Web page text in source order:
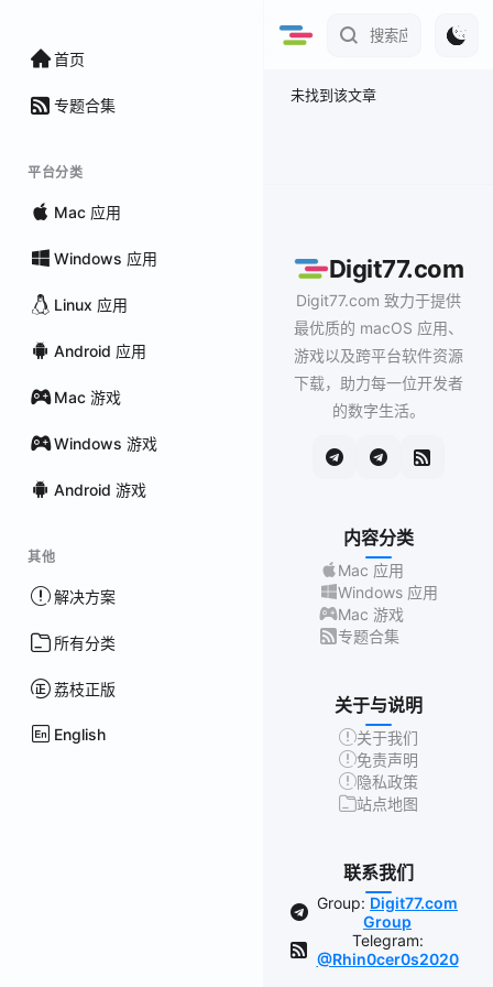
首页
专题合集
平台分类
Mac 应用
Windows 应用
Linux 应用
Android 应用
Mac 游戏
Windows 游戏
Android 游戏
其他
解决方案
所有分类
荔枝正版
English
未找到该文章
Digit77.com
Digit77.com 致力于提供
最优质的 macOS 应用、
游戏以及跨平台软件资源
下载，助力每一位开发者
的数字生活。
内容分类
Mac 应用
Windows 应用
Mac 游戏
专题合集
关于与说明
关于我们
免责声明
隐私政策
站点地图
联系我们
Group: Digit77.com
Group
Telegram:
@Rhin0cer0s2020